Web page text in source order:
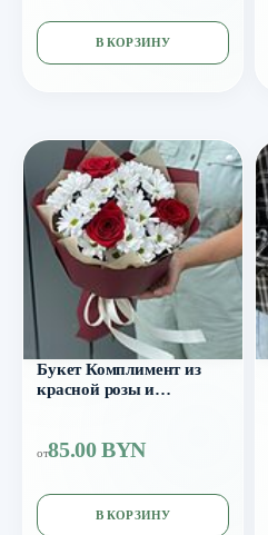
В КОРЗИНУ
Букет Комплимент из
красной розы и
от85.00 BYN
В КОРЗИНУ